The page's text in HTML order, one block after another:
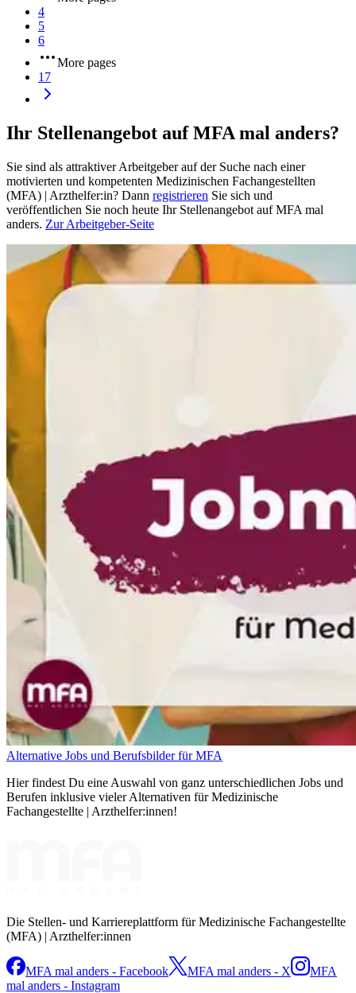
4
5
6
More pages
17
Ihr Stellenangebot auf MFA mal anders?
Sie sind als attraktiver Arbeitgeber auf der Suche nach einer
motivierten und kompetenten Medizinischen Fachangestellten
(MFA) | Arzthelfer:in? Dann registrieren Sie sich und
veröffentlichen Sie noch heute Ihr Stellenangebot auf MFA mal
anders. Zur Arbeitgeber-Seite
Alternative Jobs und Berufsbilder für MFA
Hier findest Du eine Auswahl von ganz unterschiedlichen Jobs und
Berufen inklusive vieler Alternativen für Medizinische
Fachangestellte | Arzthelfer:innen!
Die Stellen- und Karriereplattform für Medizinische Fachangestellte
(MFA) | Arzthelfer:innen
MFA mal anders - Facebook MFA mal anders - X
MFA
mal anders - Instagram